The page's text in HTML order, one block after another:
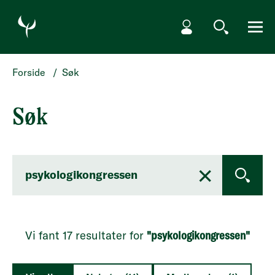
HOPP TIL SØKERESULTATER
Min side
Søk Meny
Forside / Søk
Søk
×
Vi fant 17 resultater for "psykologikongressen"